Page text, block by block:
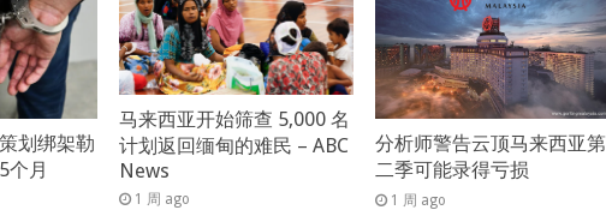
划绑架勒
个月
马来西亚开始筛查 5,000 名
计划返回缅甸的难民 – ABC
News
1 周 ago
分析师警告云顶马来西亚第
二季可能录得亏损
1 周 ago